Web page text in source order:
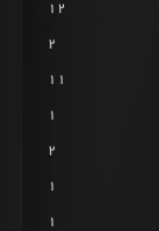
12
2
11
1
2
1
1